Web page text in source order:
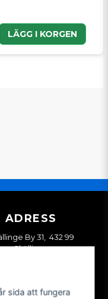
LÄGG I KORGEN
ADRESS
By 31, 432 99
Skällinge
sida att fungera